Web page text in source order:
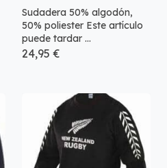
Sudadera 50% algodón,
50% poliester Este artículo
puede tardar ...
24,95 €